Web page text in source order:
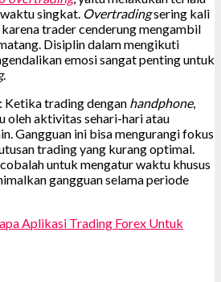
singkat. Overtradingsering kali
trader cenderung mengambil
Disiplin dalam mengikuti
emosi sangat penting untuk
.
: Ketika trading dengan handphone,
oleh aktivitas sehari-hari atau
Gangguan ini bisa mengurangi fokus
trading yang kurang optimal.
untuk mengatur waktu khusus
gangguan selama periode
Aplikasi Trading Forex Untuk